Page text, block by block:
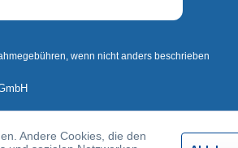
wenn nicht anders beschrieben
Andere Cookies, die den